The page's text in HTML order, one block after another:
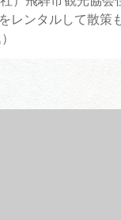
レンタルして散